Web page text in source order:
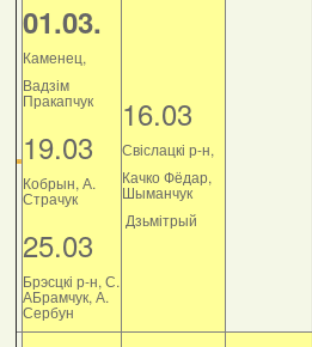
01.03.
Каменец,
Вадзім
Пракапчук
19.03
Кобрын, А.
Страчук
25.03
Брэсцкі р-н, С.
АБрамчук, А.
Сербун
16.03
Свіслацкі р-н,
Качко Фёдар,
Шыманчук
Дзьмітрый